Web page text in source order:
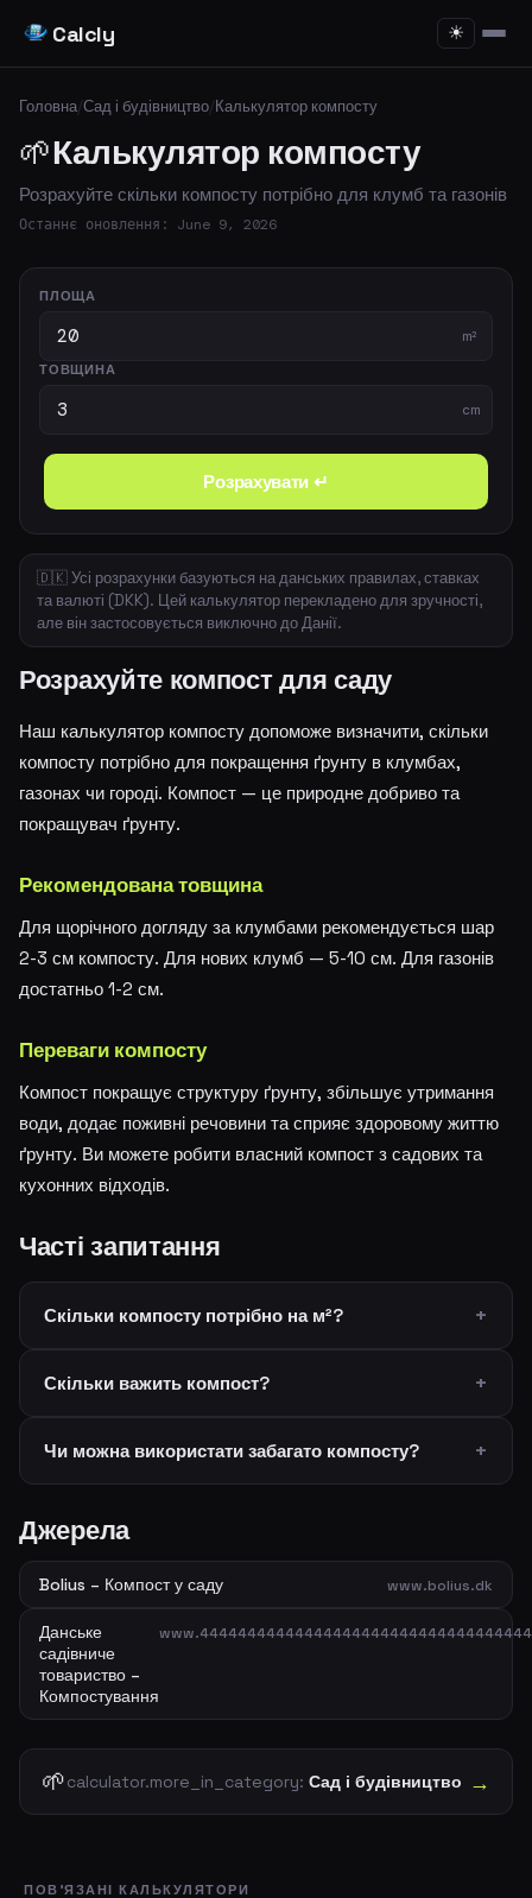
Calcly ☀
Головна/Сад і будівництво/Калькулятор компосту
🌱Калькулятор компосту
Розрахуйте скільки компосту потрібно для клумб та газонів
Останнє оновлення: June 9, 2026
ПЛОЩА
m²
ТОВЩИНА
cm
Розрахувати ↵
🇩🇰 Усі розрахунки базуються на данських правилах, ставках
та валюті (DKK). Цей калькулятор перекладено для зручності,
але він застосовується виключно до Данії.
Розрахуйте компост для саду
Наш калькулятор компосту допоможе визначити, скільки
компосту потрібно для покращення ґрунту в клумбах,
газонах чи городі. Компост — це природне добриво та
покращувач ґрунту.
Рекомендована товщина
Для щорічного догляду за клумбами рекомендується шар
2-3 см компосту. Для нових клумб — 5-10 см. Для газонів
достатньо 1-2 см.
Переваги компосту
Компост покращує структуру ґрунту, збільшує утримання
води, додає поживні речовини та сприяє здоровому життю
ґрунту. Ви можете робити власний компост з садових та
кухонних відходів.
Часті запитання
Скільки компосту потрібно на м²?
Скільки важить компост?
Чи можна використати забагато компосту?
Джерела
Bolius – Компост у саду www.bolius.dk
Данське
садівниче
товариство –
Компостування
🌱calculator.more_in_category: Сад і будівництво →
ПОВ'ЯЗАНІ КАЛЬКУЛЯТОРИ